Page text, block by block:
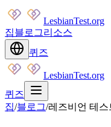
LesbianTest.org
집블로그리소스
퀴즈
LesbianTest.org
퀴즈
집/블로그/레즈비언 테스